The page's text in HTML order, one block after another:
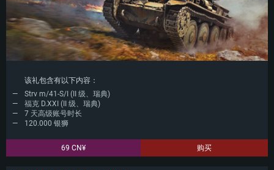
该礼包含有以下内容：
Strv m/41-S/I (II 级、瑞典)
福克 D.XXI (II 级、瑞典)
7 天高级账号时长
120.000 银狮
69 CN¥ 购买